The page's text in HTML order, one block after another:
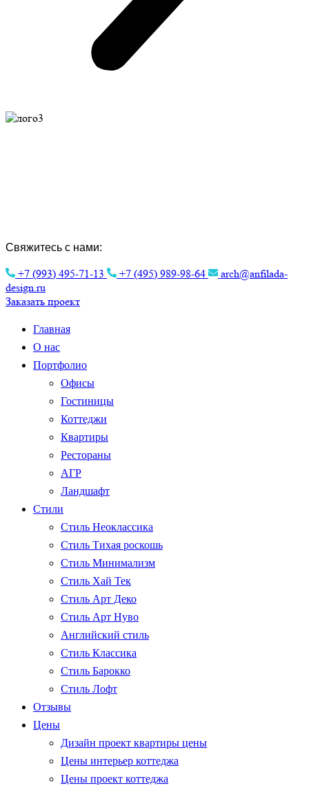
Свяжитесь с нами:
+7 (993) 495-71-13 +7 (495) 989-98-64
arch@anfilada-
design.ru
Заказать проект
Главная
О нас
Портфолио
Офисы
Гостиницы
Коттеджи
Квартиры
Рестораны
АГР
Ландшафт
Стили
Стиль Неоклассика
Стиль Тихая роскошь
Стиль Минимализм
Стиль Хай Тек
Стиль Арт Деко
Стиль Арт Нуво
Английский стиль
Стиль Классика
Стиль Барокко
Стиль Лофт
Отзывы
Цены
Дизайн проект квартиры цены
Цены интерьер коттеджа
Цены проект коттеджа